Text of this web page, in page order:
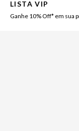
LISTA VIP
Ganhe 10% Off* em sua